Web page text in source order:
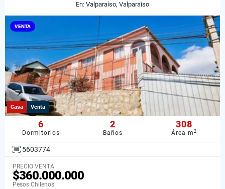
En: Valparaíso, Valparaiso
VENTA
Casa Venta
6
Dormitorios
2
Baños
308
Área m2
5603774
PRECIO VENTA
$360.000.000
Pesos Chilenos